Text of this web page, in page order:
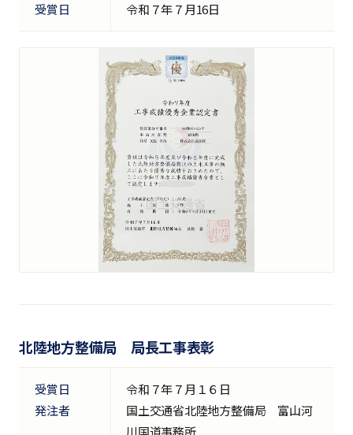
受賞日 令和７年７月16日
北陸地方整備局 局長工事表彰
受賞日
令和７年７月１６日
発注者
国土交通省北陸地方整備局 富山河